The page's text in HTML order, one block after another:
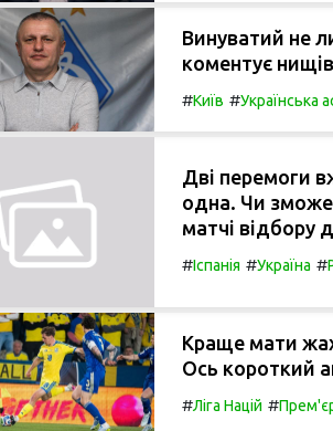
Винуватий не
коментує
#Київ #Українська
Дві перемоги
одна. Чи зможе
матчі відбору
#Іспанія #Україна #
Краще мати
Ось короткий
#Ліга Націй #